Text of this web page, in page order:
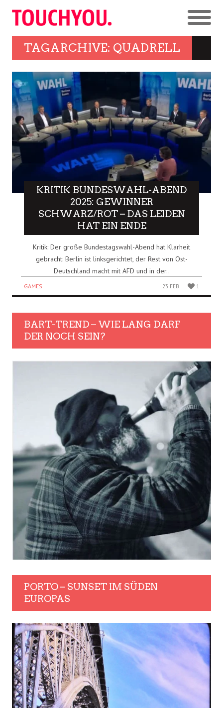
TAGARCHIVE: QUADRELL
KRITIK BUNDESWAHL-ABEND
2025: GEWINNER
SCHWARZ/ROT – DAS LEIDEN
HAT EIN ENDE
Kritik: Der große Bundestagswahl-Abend hat Klarheit
gebracht: Berlin ist linksgerichtet, der Rest von Ost-
Deutschland macht mit AFD und in der..
GAMES 23 FEB. 1
BART-TREND – WIE LANG DARF
DER NOCH SEIN?
PORTO – SUNSET IM SÜDEN
EUROPAS